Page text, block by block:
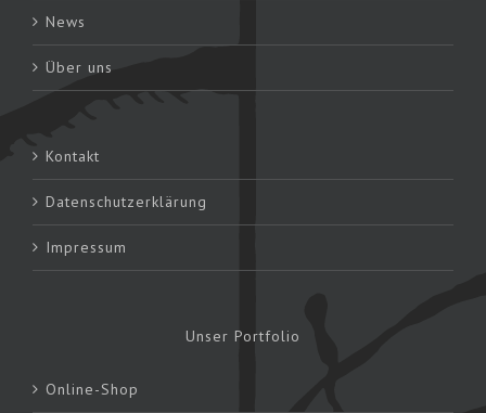
News
Über uns
Kontakt
Datenschutzerklärung
Impressum
Unser Portfolio
Online-Shop